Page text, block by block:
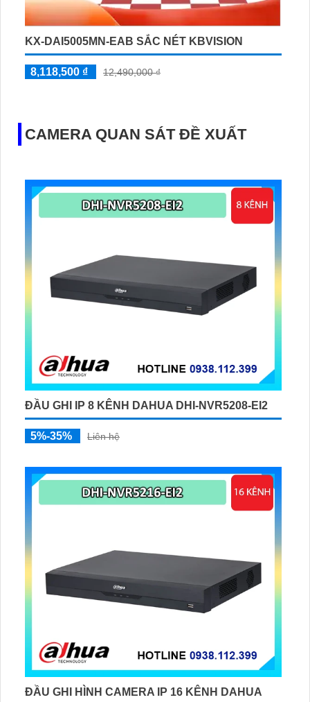
KX-DAI5005MN-EAB SẮC NÉT KBVISION
8,118,500 ₫ 12,490,000 ₫
CAMERA QUAN SÁT ĐỀ XUẤT
ĐẦU GHI IP 8 KÊNH DAHUA DHI-NVR5208-EI2
5%-35% Liên hệ
ĐẦU GHI HÌNH CAMERA IP 16 KÊNH DAHUA